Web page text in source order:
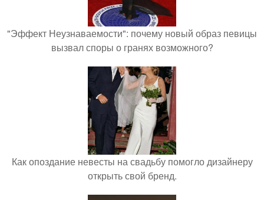
"Эффект Неузнаваемости": почему новый образ певицы
вызвал споры о гранях возможного?
Как опоздание невесты на свадьбу помогло дизайнеру
открыть свой бренд.